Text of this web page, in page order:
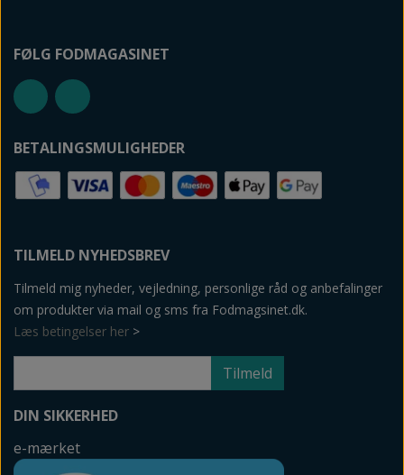
FØLG FODMAGASINET
BETALINGSMULIGHEDER
TILMELD NYHEDSBREV
Tilmeld mig nyheder, vejledning, personlige råd og anbefalinger
om produkter via mail og sms fra Fodmagsinet.dk.
Læs betingelser her >
Tilmeld
DIN SIKKERHED
e-mærket